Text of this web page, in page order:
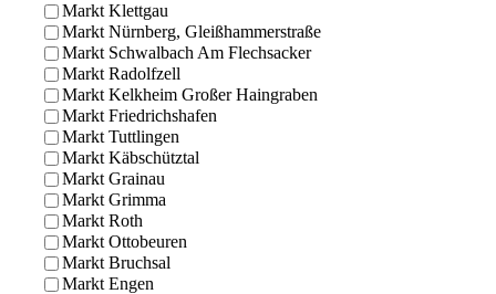
Markt Klettgau
Markt Nürnberg, Gleißhammerstraße
Markt Schwalbach Am Flechsacker
Markt Radolfzell
Markt Kelkheim Großer Haingraben
Markt Friedrichshafen
Markt Tuttlingen
Markt Käbschütztal
Markt Grainau
Markt Grimma
Markt Roth
Markt Ottobeuren
Markt Bruchsal
Markt Engen